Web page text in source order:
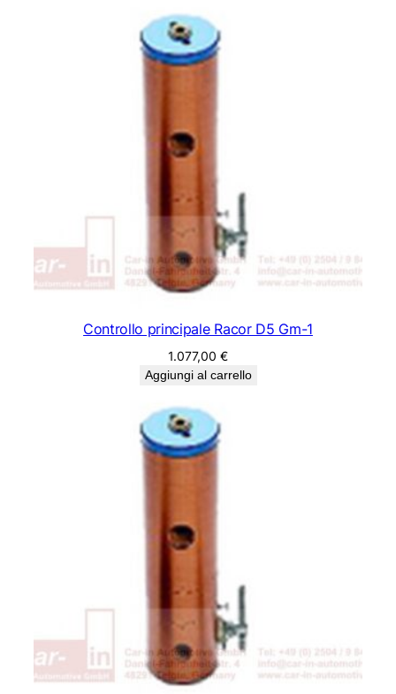
Controllo principale Racor D5 Gm-1
1.077,00 €
Aggiungi al carrello